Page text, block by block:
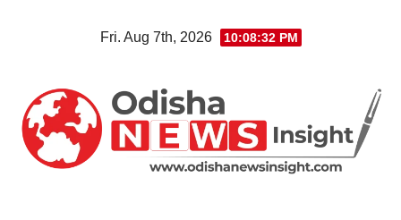
Fri. Aug 7th, 2026 10:08:32 PM